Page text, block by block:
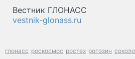
Вестник ГЛОНАСС
vestnik-glonass.ru
глонасс роскосмос ростех рогозин